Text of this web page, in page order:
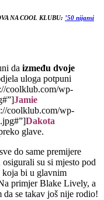
NA COOL KLUBU: ’50 nijansi
da između dvoje
uloga potpuni
coolklub.com/wp-
Jamie
coolklub.com/wp-
Dakota
glave.
do same premijere
su si mjesto pod
koja bi u glavnim
primjer Blake Lively, a
se takav još nije rodio!